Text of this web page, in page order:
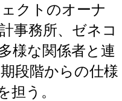
クトのオーナ
事務所、ゼネコ
様な関係者と連
段階からの仕様
担う。